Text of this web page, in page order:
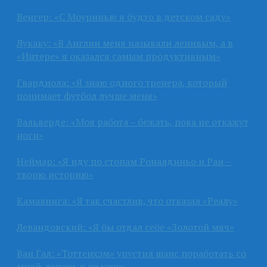
Венгер: «С Моуринью я будто в детском саду»
Лукаку: «В Англии меня называли ленивым, а в
«Интере» я оказался самым продуктивным»
Гвардиола: «Я знаю одного тренера, который
понимает футбол лучше меня»
Вальверде: «Моя работа – бежать, пока не откажут
ноги»
Неймар: «Я иду по стопам Роналдиньо и Раи –
творю историю»
Камавинга: «Я так счастлив, что отказал «Реалу»
Левандовский: «Я бы отдал себе «Золотой мяч»
Ван Гал: «Тоттенхэм» упустил шанс поработать со